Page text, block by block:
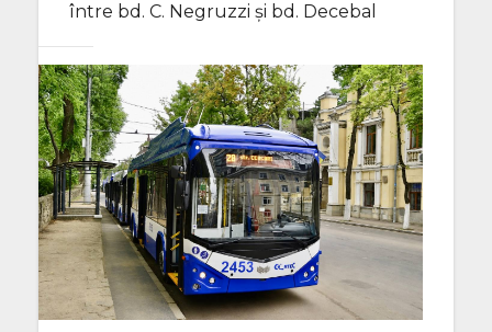
între bd. C. Negruzzi și bd. Decebal